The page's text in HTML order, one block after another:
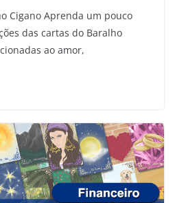
Cigano Aprenda um pouco
das cartas do Baralho
ao amor,